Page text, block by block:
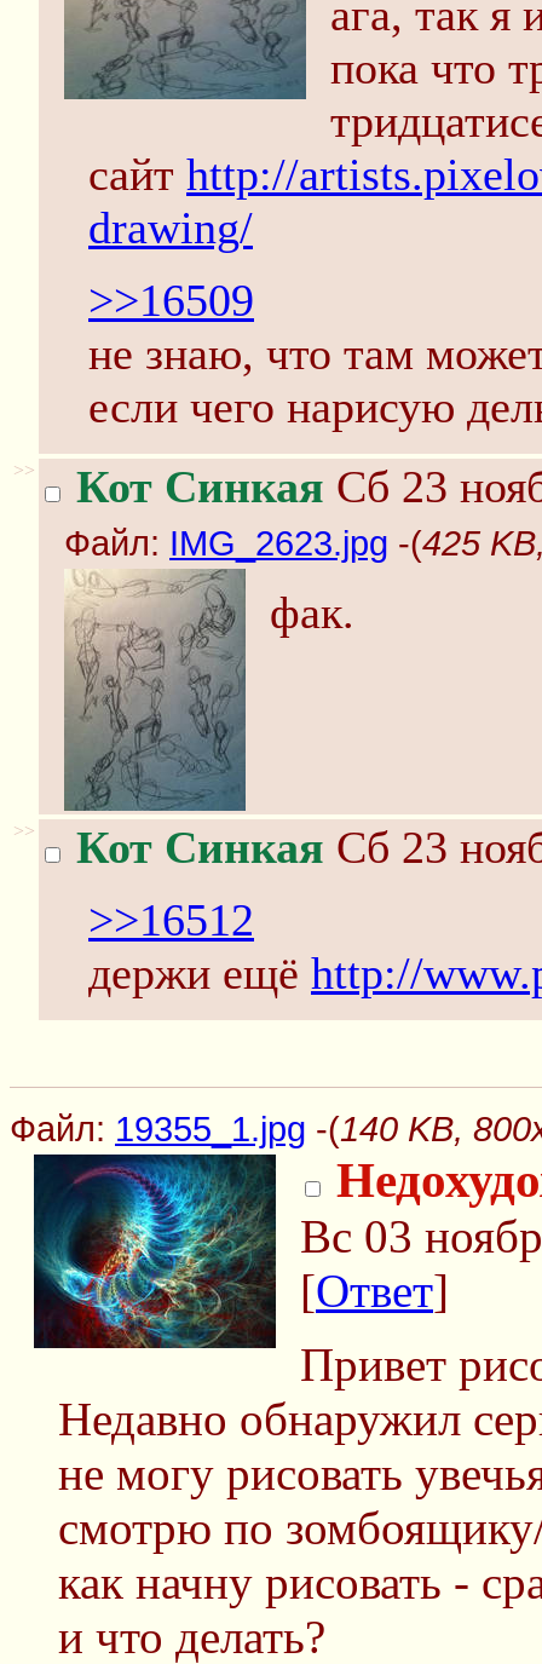
ага, так я
пока что
сайт http://
drawing/
>>16509
не знаю, что там
если чего нарисую
>> Кот Синкая Сб 23
Файл: IMG_2623.jpg -(425
фак.
>> Кот Синкая Сб 23
>>16512
держи ещё http://
Файл: 19355_1.jpg -(140 KB,
Вс 03
[Ответ]
Привет
Недавно обнаружил
не могу рисовать
смотрю по
как начну рисовать -
и что делать?